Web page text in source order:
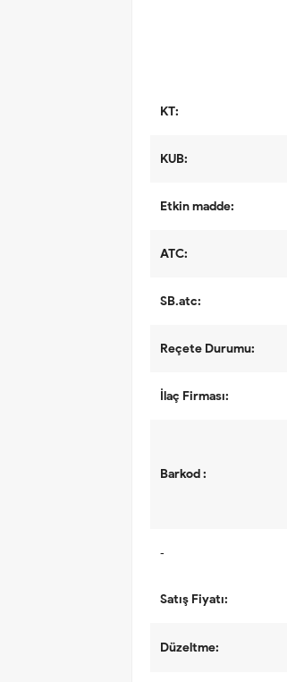
KT:
KUB:
Etkin madde:
ATC:
SB.atc:
Reçete Durumu:
İlaç Firması:
Barkod :
-
Satış Fiyatı:
Düzeltme: